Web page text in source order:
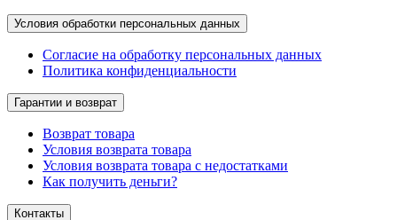
Условия обработки персональных данных
Согласие на обработку персональных данных
Политика конфиденциальности
Гарантии и возврат
Возврат товара
Условия возврата товара
Условия возврата товара с недостатками
Как получить деньги?
Контакты